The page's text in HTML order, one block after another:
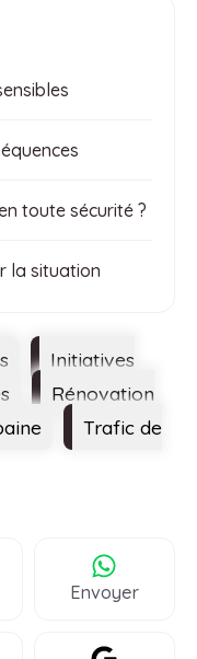
toute sécurité ?
la situation
Initiatives
Rénovation
Trafic de
Envoyer